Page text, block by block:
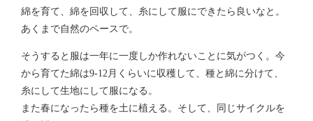
綿を育て、綿を回収して、糸にして服にできたら良いなと。
あくまで自然のペースで。
そうすると服は一年に一度しか作れないことに気がつく。今
から育てた綿は9-12月くらいに収穫して、種と綿に分けて、
糸にして生地にして服になる。
また春になったら種を土に植える。そして、同じサイクルを